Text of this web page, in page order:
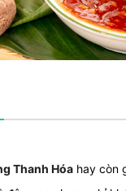
Thanh Hóa hay còn